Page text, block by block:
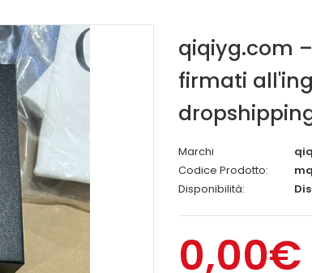
qiqiyg.com
firmati
Marchi
Codice Prodotto:
Disponibilità:
0,00€